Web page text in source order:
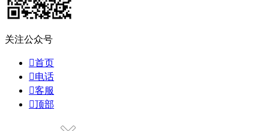
关注公众号
首页
电话
客服
顶部